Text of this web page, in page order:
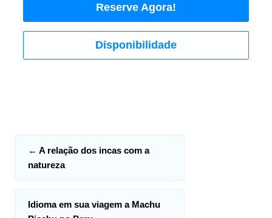
Reserve Agora!
Disponibilidade
← A relação dos incas com a
natureza
Idioma em sua viagem a Machu